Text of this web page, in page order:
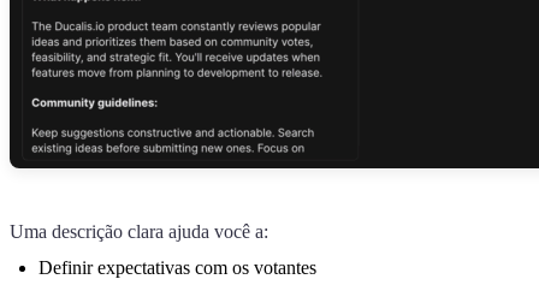
Uma descrição clara ajuda você a:
Definir expectativas com os votantes